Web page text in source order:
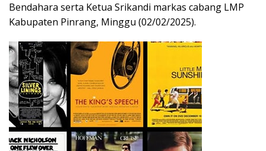
Bendahara serta Ketua Srikandi markas cabang LMP
Kabupaten Pinrang, Minggu (02/02/2025).